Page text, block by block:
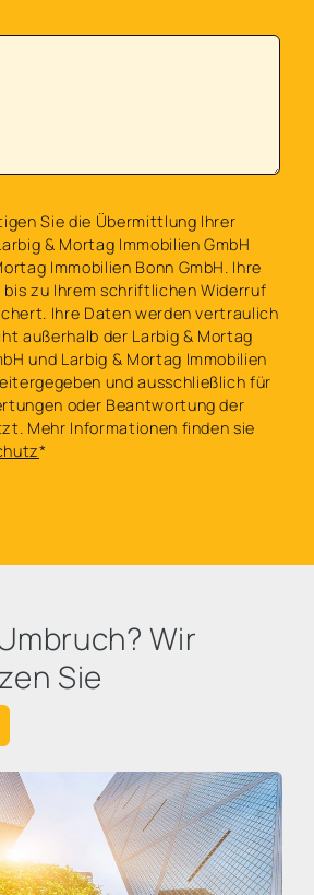
Sie die Übermittlung Ihrer
& Mortag Immobilien GmbH
Immobilien Bonn GmbH. Ihre
bis zu Ihrem schriftlichen Widerruf
Ihre Daten werden vertraulich
außerhalb der Larbig & Mortag
und Larbig & Mortag Immobilien
und ausschließlich für
oder Beantwortung der
Mehr Informationen finden sie
*
Wir
Sie